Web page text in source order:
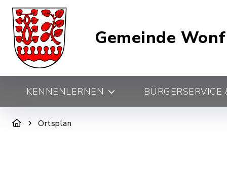
Gemeinde
KENNENLERNEN
Ortsplan